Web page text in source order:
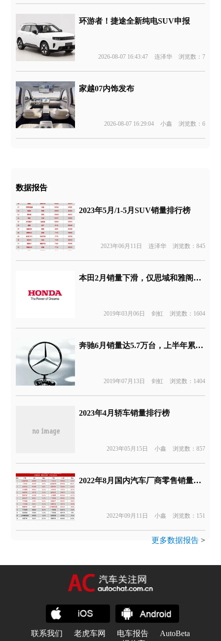
环游者！捷途全新纯电SUV申报
2026-08-07 16:43:47 连泽华 浏览数：7
家越07内饰发布
2026-08-07 16:29:04 小鑫 浏览数：6
数据报告
2023年5月/1-5月SUV销量排行榜
2023年06月11日 连泽华 浏览数：845
本田2月销量下滑，仅思域和雅阁两款车型破万辆
2019年03月06日 剑虹 浏览数：1604
奔驰6月销量达5.7万台，上半年累计销售量被宝马超越
2019年07月13日 剑虹 浏览数：1404
2023年4月轿车销量排行榜
2023年05月15日 小鑫 浏览数：857
2022年8月国内汽车厂商零售销量榜丨汽车行业关注
2022年09月11日 小鑫 浏览数：151
更多数据报告>
联系我们 老虎车网 电车报告
AutoBeta